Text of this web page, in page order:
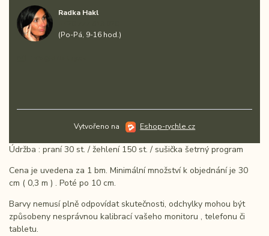
Radka Hakl
(Po-Pá, 9-16 hod.)
Vytvořeno na Eshop-rychle.cz
Údržba : praní 30 st. / žehlení 150 st. / sušička šetrný program
Cena je uvedena za 1 bm. Minimální množství k objednání je 30
cm ( 0,3 m ) . Poté po 10 cm.
Barvy nemusí plně odpovídat skutečnosti, odchylky mohou být
způsobeny nesprávnou kalibrací vašeho monitoru , telefonu či
tabletu.